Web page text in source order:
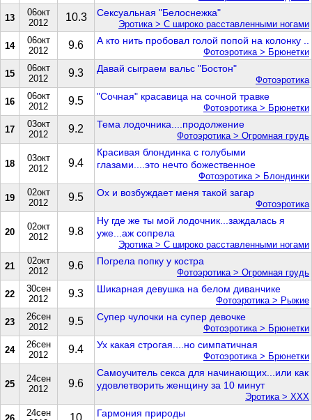
13
06окт
2012
10.3 Сексуальная "Белоснежка"
Эротика > С широко расставленными ногами
14
06окт
2012
9.6 А кто нить пробовал голой попой на колонку ..
Фотоэротика > Брюнетки
15
06окт
2012
9.3 Давай сыграем вальс "Бостон"
Фотоэротика
16
06окт
2012
9.5 "Сочная" красавица на сочной травке
Фотоэротика > Брюнетки
17
03окт
2012
9.2 Тема лодочника....продолжение
Фотоэротика > Огромная грудь
18
03окт
2012
9.4
Красивая блондинка с голубыми
глазами....это нечто божественное
Фотоэротика > Блондинки
19
02окт
2012
9.5 Ох и возбуждает меня такой загар
Фотоэротика
20
02окт
2012
9.8
Ну где же ты мой лодочник...заждалась я
уже...аж сопрела
Эротика > С широко расставленными ногами
21
02окт
2012
9.6 Погрела попку у костра
Фотоэротика > Огромная грудь
22
30сен
2012
9.3 Шикарная девушка на белом диванчике
Фотоэротика > Рыжие
23
26сен
2012
9.5 Супер чулочки на супер девочке
Фотоэротика > Брюнетки
24
26сен
2012
9.4 Ух какая строгая....но симпатичная
Фотоэротика > Брюнетки
25
24сен
2012
9.6
Самоучитель секса для начинающих...или как
удовлетворить женщину за 10 минут
Эротика > ХХХ
24сен
10 Гармония природы